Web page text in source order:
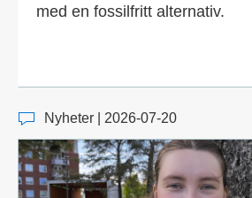
med en fossilfritt alternativ.
Nyheter | 2026-07-20